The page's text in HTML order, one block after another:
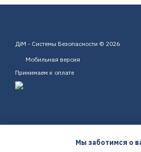
ДіМ - Системы Безопасности © 2026
Мобильная версия
Принимаем к оплате
Мы заботимся о